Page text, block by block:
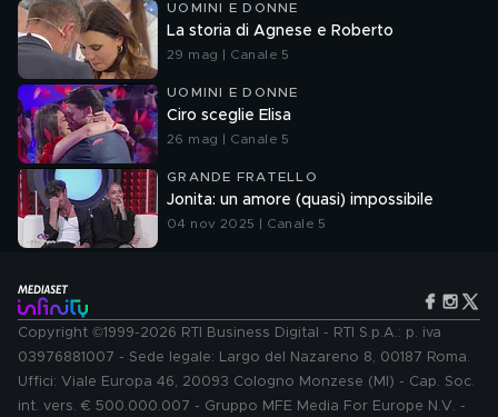
UOMINI E DONNE
La storia di Agnese e Roberto
29 mag | Canale 5
UOMINI E DONNE
Ciro sceglie Elisa
26 mag | Canale 5
GRANDE FRATELLO
Jonita: un amore (quasi) impossibile
04 nov 2025 | Canale 5
Copyright ©1999-2026 RTI Business Digital - RTI S.p.A.: p. iva
03976881007 - Sede legale: Largo del Nazareno 8, 00187 Roma.
Uffici: Viale Europa 46, 20093 Cologno Monzese (MI) - Cap. Soc.
int. vers. € 500.000.007 - Gruppo MFE Media For Europe N.V. -